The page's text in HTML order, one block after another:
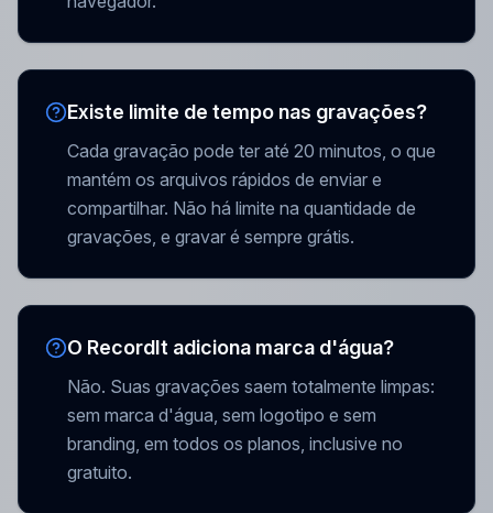
Existe limite de tempo nas gravações?
Cada gravação pode ter até 20 minutos, o que
mantém os arquivos rápidos de enviar e
compartilhar. Não há limite na quantidade de
gravações, e gravar é sempre grátis.
O RecordIt adiciona marca d'água?
Não. Suas gravações saem totalmente limpas:
sem marca d'água, sem logotipo e sem
branding, em todos os planos, inclusive no
gratuito.